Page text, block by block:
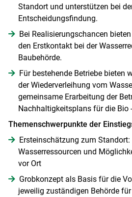
Standort und unterstützen bei
Entscheidungsfindung.
Bei Realisierungschancen
den Erstkontakt bei der
Baubehörde.
Für bestehende Betriebe bieten
der Wiederverleihung vom
gemeinsame Erarbeitung der
Nachhaltigkeitsplans für die Bio
Themenschwerpunkte der
Ersteinschätzung zum
Wasserressourcen und
vor Ort
Grobkonzept als Basis für die
jeweilig zuständigen Behörde